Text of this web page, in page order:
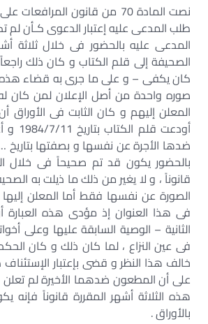
نصت المادة 70 من قانون
طلب المدعى عليه إعتبار الدعوى كـأن لم
المدعى عليه بالحضور فى خلال ثلاثة
الصحيفة إلى قلم الكتاب و كان ذلك
كان يكفى – و على ما جرى به قضاء
صوره واحدة من أصل الإعلان لمن كان
المعلن إليهم و كان الثابت فى الأوراق
ضدها الأجرة عن نفسها و بصفتها
بالحضور يكون قد تم صحيحاً فى خلال
قانوناً ، و لا يغير من ذلك ما ذيلت به
الصورة عن نفسها فقط أما المعلن إليها
فى هذا العنوان إذ مؤدى هذه
الثانية – الوصية السابقة عليها وعلى
فى عين النزاع ، لما كان ذلك و كان
خالف هذا النظر و قضى بإعتبار
على أن المطعون ضدهما الأخيرة لم
هذه الثلاثة أشهر المقررة قانوناً فإنه
بالأوراق .